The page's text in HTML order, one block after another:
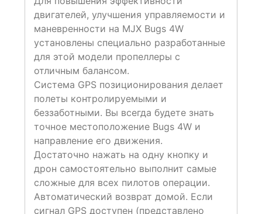
двигателей, улучшения управляемости и
маневренности на MJX Bugs 4W
установлены специально разработанные
для этой модели пропеллеры с
отличным балансом.
Система GPS позиционирования делает
полеты контролируемыми и
беззаботными. Вы всегда будете знать
точное местоположение Bugs 4W и
направление его движения.
Достаточно нажать на одну кнопку и
дрон самостоятельно выполнит самые
сложные для всех пилотов операции.
Автоматический возврат домой. Если
сигнал GPS доступен (представлено